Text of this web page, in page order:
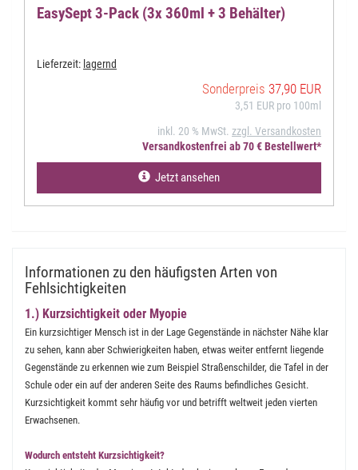
EasySept 3-Pack (3x 360ml + 3 Behälter)
Lieferzeit: lagernd
Sonderpreis 37,90 EUR
3,51 EUR pro 100ml
inkl. 20 % MwSt. zzgl. Versandkosten
Versandkostenfrei ab 70 € Bestellwert*
Jetzt ansehen
Informationen zu den häufigsten Arten von
Fehlsichtigkeiten
1.) Kurzsichtigkeit oder Myopie
Ein kurzsichtiger Mensch ist in der Lage Gegenstände in nächster Nähe klar
zu sehen, kann aber Schwierigkeiten haben, etwas weiter entfernt liegende
Gegenstände zu erkennen wie zum Beispiel Straßenschilder, die Tafel in der
Schule oder ein auf der anderen Seite des Raums befindliches Gesicht.
Kurzsichtigkeit kommt sehr häufig vor und betrifft weltweit jeden vierten
Erwachsenen.
Wodurch entsteht Kurzsichtigkeit?